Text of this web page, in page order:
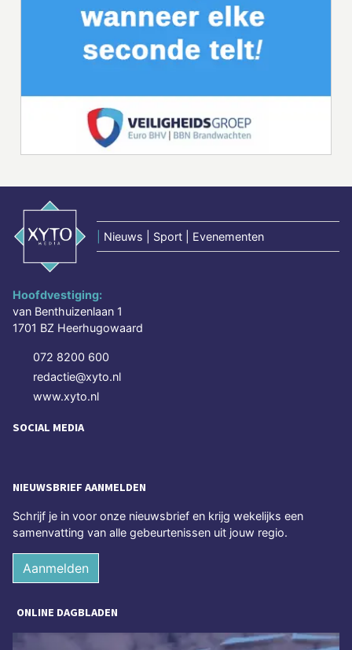
Nieuws | Sport | Evenementen
Hoofdvestiging:
van Benthuizenlaan 1
1701 BZ Heerhugowaard
072 8200 600
redactie@xyto.nl
www.xyto.nl
SOCIAL MEDIA
NIEUWSBRIEF AANMELDEN
Schrijf je in voor onze nieuwsbrief en krijg wekelijks een
samenvatting van alle gebeurtenissen uit jouw regio.
Aanmelden
ONLINE DAGBLADEN